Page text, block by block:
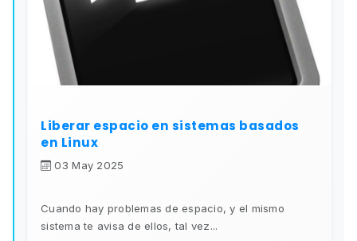
Liberar espacio en sistemas basados
en Linux
03 May 2025
Cuando hay problemas de espacio, y el mismo
sistema te avisa de ellos, tal vez...